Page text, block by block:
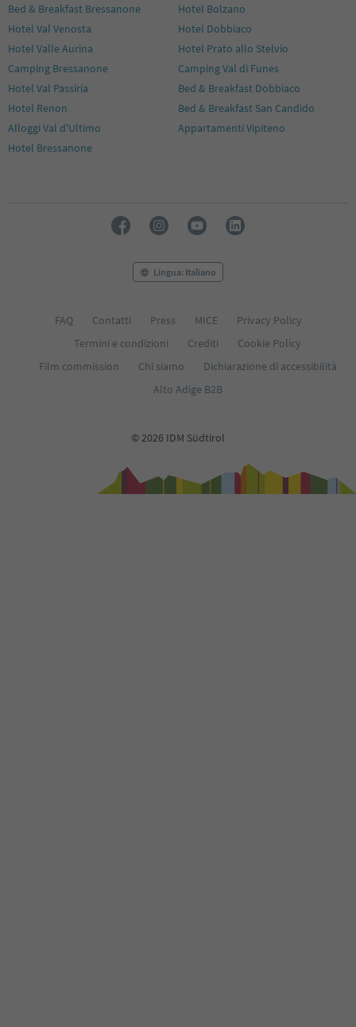
Bed & Breakfast Bressanone
Hotel Bolzano
Hotel Val Venosta
Hotel Dobbiaco
Hotel Valle Aurina
Hotel Prato allo Stelvio
Camping Bressanone
Camping Val di Funes
Hotel Val Passiria
Bed & Breakfast Dobbiaco
Hotel Renon
Bed & Breakfast San Candido
Alloggi Val d'Ultimo
Appartamenti Vipiteno
Hotel Bressanone
Lingua: Italiano
FAQ Contatti Press MICE
Privacy Policy
Termini e condizioni
Crediti
Cookie Policy
Film commission
Chi siamo
Dichiarazione di accessibilità
Alto Adige B2B
© 2026 IDM Südtirol